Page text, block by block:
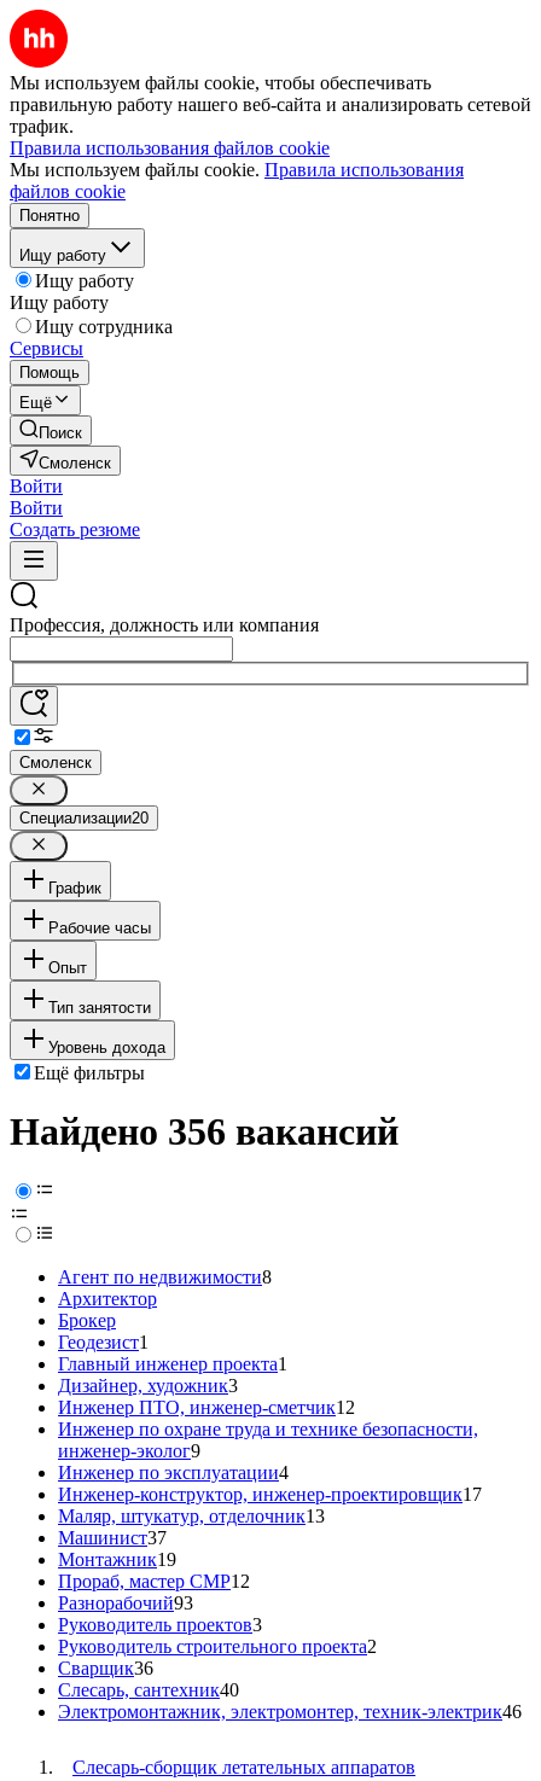
Мы используем файлы cookie, чтобы обеспечивать
правильную работу нашего веб-сайта и анализировать сетевой
трафик.
Правила использования файлов cookie
Мы используем файлы cookie. Правила использования
файлов cookie
Понятно
Ищу работу
Ищу работу
Ищу работу
Ищу сотрудника
Сервисы
Помощь
Ещё
Поиск
Смоленск
Войти
Войти
Создать резюме
Профессия, должность или компания
Смоленск
Специализации20
График
Рабочие часы
Опыт
Тип занятости
Уровень дохода
Ещё фильтры
Найдено 356 вакансий
Агент по недвижимости8
Архитектор
Брокер
Геодезист1
Главный инженер проекта1
Дизайнер, художник3
Инженер ПТО, инженер-сметчик12
Инженер по охране труда и технике безопасности,
инженер-эколог9
Инженер по эксплуатации4
Инженер-конструктор, инженер-проектировщик17
Маляр, штукатур, отделочник13
Машинист37
Монтажник19
Прораб, мастер СМР12
Разнорабочий93
Руководитель проектов3
Руководитель строительного проекта2
Сварщик36
Слесарь, сантехник40
Электромонтажник, электромонтер, техник-электрик46
Слесарь-сборщик летательных аппаратов